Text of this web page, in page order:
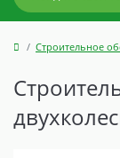
Строительное